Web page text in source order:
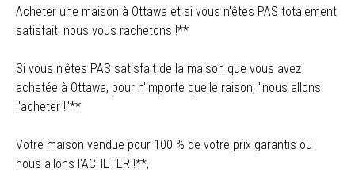
Acheter une maison à Ottawa et si vous n'êtes PAS totalement
satisfait, nous vous rachetons !**
Si vous n'êtes PAS satisfait de la maison que vous avez
achetée à Ottawa, pour n'importe quelle raison, "nous allons
l'acheter !"**
Votre maison vendue pour 100 % de votre prix garantis ou
nous allons l'ACHETER !**,